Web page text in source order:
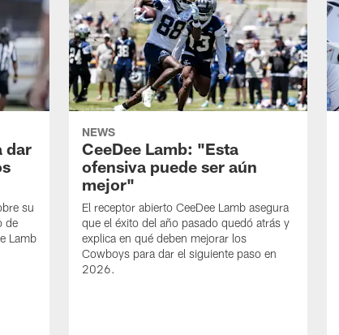
dar
su
de
Lamb
NEWS
CeeDee Lamb: "Esta
ofensiva puede ser aún
mejor"
El receptor abierto CeeDee Lamb asegura
que el éxito del año pasado quedó atrás y
explica en qué deben mejorar los
Cowboys para dar el siguiente paso en
2026.